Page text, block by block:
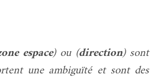
espace) ou (direction) sont
une ambiguïté et sont des